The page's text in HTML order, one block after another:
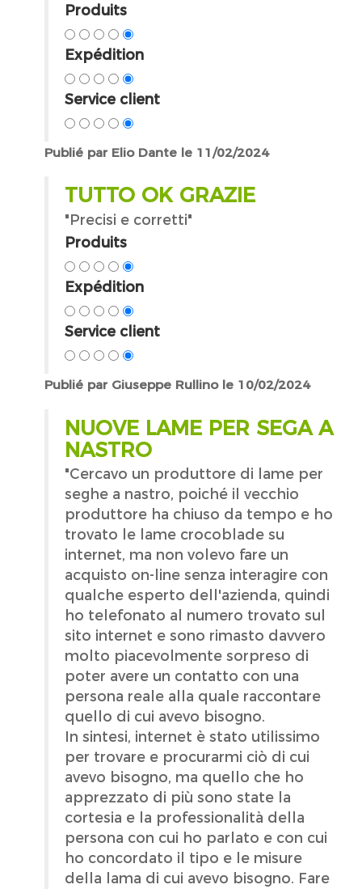
Produits
Expédition
Service client
Publié par Elio Dante le 11/02/2024
TUTTO OK GRAZIE
"Precisi e corretti"
Produits
Expédition
Service client
Publié par Giuseppe Rullino le 10/02/2024
NUOVE LAME PER SEGA A
NASTRO
"Cercavo un produttore di lame per
seghe a nastro, poiché il vecchio
produttore ha chiuso da tempo e ho
trovato le lame crocoblade su
internet, ma non volevo fare un
acquisto on-line senza interagire con
qualche esperto dell'azienda, quindi
ho telefonato al numero trovato sul
sito internet e sono rimasto davvero
molto piacevolmente sorpreso di
poter avere un contatto con una
persona reale alla quale raccontare
quello di cui avevo bisogno.
In sintesi, internet è stato utilissimo
per trovare e procurarmi ciò di cui
avevo bisogno, ma quello che ho
apprezzato di più sono state la
cortesia e la professionalità della
persona con cui ho parlato e con cui
ho concordato il tipo e le misure
della lama di cui avevo bisogno. Fare